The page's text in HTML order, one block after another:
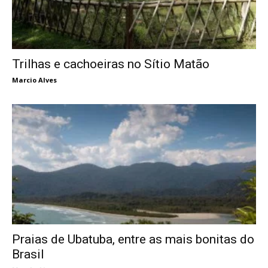
Trilhas e cachoeiras no Sítio Matão
Marcio Alves
Praias de Ubatuba, entre as mais bonitas do
Brasil